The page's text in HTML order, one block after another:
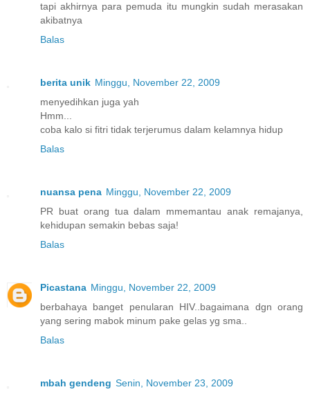
tapi akhirnya para pemuda itu mungkin sudah merasakan
akibatnya
Balas
berita unik Minggu, November 22, 2009
menyedihkan juga yah
Hmm...
coba kalo si fitri tidak terjerumus dalam kelamnya hidup
Balas
nuansa pena Minggu, November 22, 2009
PR buat orang tua dalam mmemantau anak remajanya,
kehidupan semakin bebas saja!
Balas
Picastana Minggu, November 22, 2009
berbahaya banget penularan HIV..bagaimana dgn orang
yang sering mabok minum pake gelas yg sma..
Balas
mbah gendeng Senin, November 23, 2009